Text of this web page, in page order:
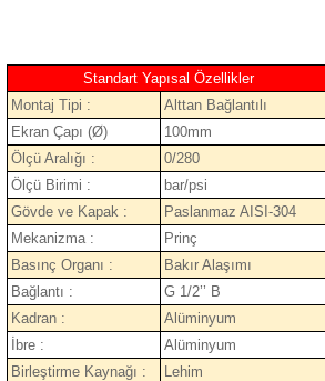
Standart Yapısal Özellikler
Montaj Tipi :
Alttan Bağlantılı
Ekran Çapı (Ø)
100mm
Ölçü Aralığı :
0/280
Ölçü Birimi :
bar/psi
Gövde ve Kapak :
Paslanmaz AISI-304
Mekanizma :
Prinç
Basınç Organı :
Bakır Alaşımı
Bağlantı :
G 1/2’’ B
Kadran :
Alüminyum
İbre :
Alüminyum
Birleştirme Kaynağı :
Lehim